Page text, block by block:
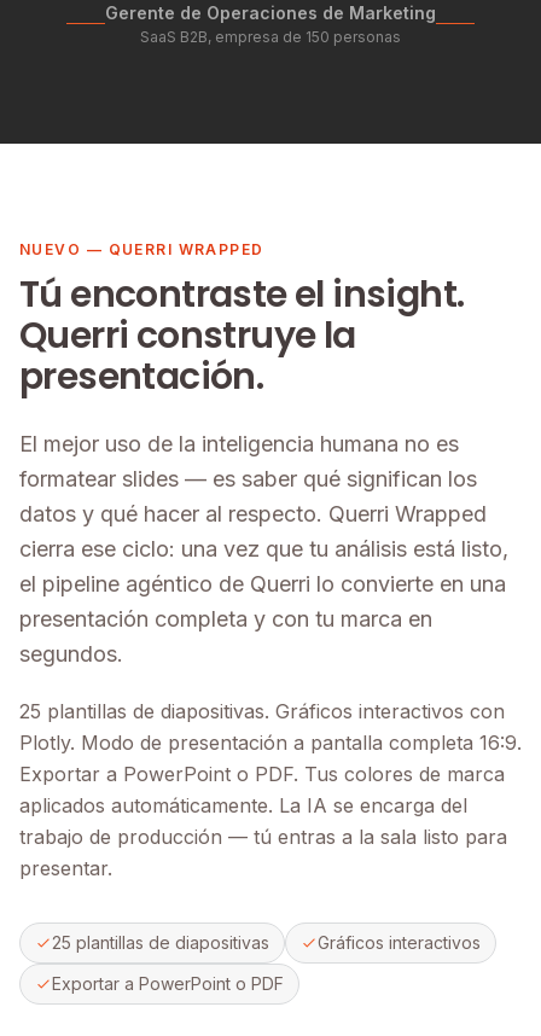
Gerente de Operaciones de Marketing
SaaS B2B, empresa de 150 personas
NUEVO — QUERRI WRAPPED
Tú encontraste el insight.
Querri construye la
presentación.
El mejor uso de la inteligencia humana no es
formatear slides — es saber qué significan los
datos y qué hacer al respecto. Querri Wrapped
cierra ese ciclo: una vez que tu análisis está listo,
el pipeline agéntico de Querri lo convierte en una
presentación completa y con tu marca en
segundos.
25 plantillas de diapositivas. Gráficos interactivos con
Plotly. Modo de presentación a pantalla completa 16:9.
Exportar a PowerPoint o PDF. Tus colores de marca
aplicados automáticamente. La IA se encarga del
trabajo de producción — tú entras a la sala listo para
presentar.
25 plantillas de diapositivas
Gráficos interactivos
Exportar a PowerPoint o PDF